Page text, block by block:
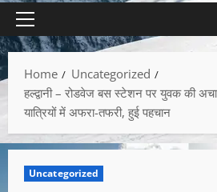
Home
Uncategorized
हल्द्वानी – रोडवेज बस स्टेशन पर युवक की
यात्रियों में अफरा-तफरी, हुई पहचान
Uncategorized